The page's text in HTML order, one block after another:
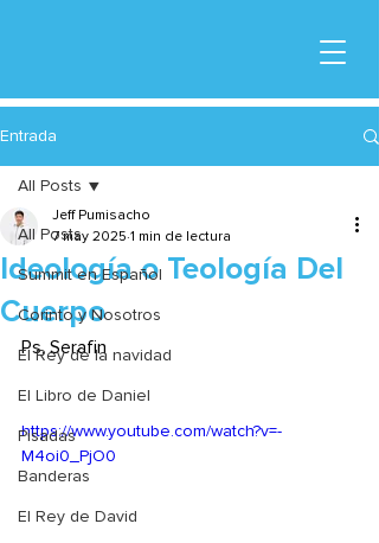
Entrada
All Posts
Summit en Español
Corinto y Nosotros
El Rey de la navidad
El Libro de Daniel
Pisadas
Banderas
El Rey de David
All Posts
Ideología o Teología Del
Cuerpo
Jeff Pumisacho
7 may 2025 1 min de lectura
Ps, Serafin
https://www.youtube.com/watch?v=-
M4oi0_PjO0